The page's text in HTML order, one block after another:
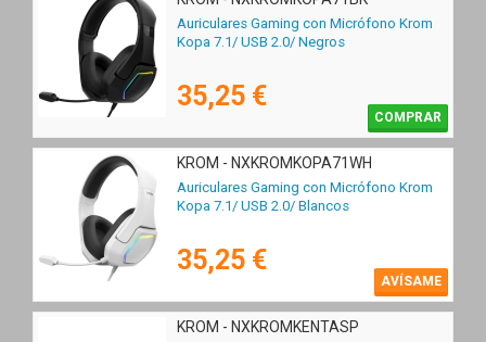
Auriculares Gaming con Micrófono Krom
Kopa 7.1/ USB 2.0/ Negros
35,25 €
COMPRAR
KROM - NXKROMKOPA71WH
Auriculares Gaming con Micrófono Krom
Kopa 7.1/ USB 2.0/ Blancos
35,25 €
AVÍSAME
KROM - NXKROMKENTASP